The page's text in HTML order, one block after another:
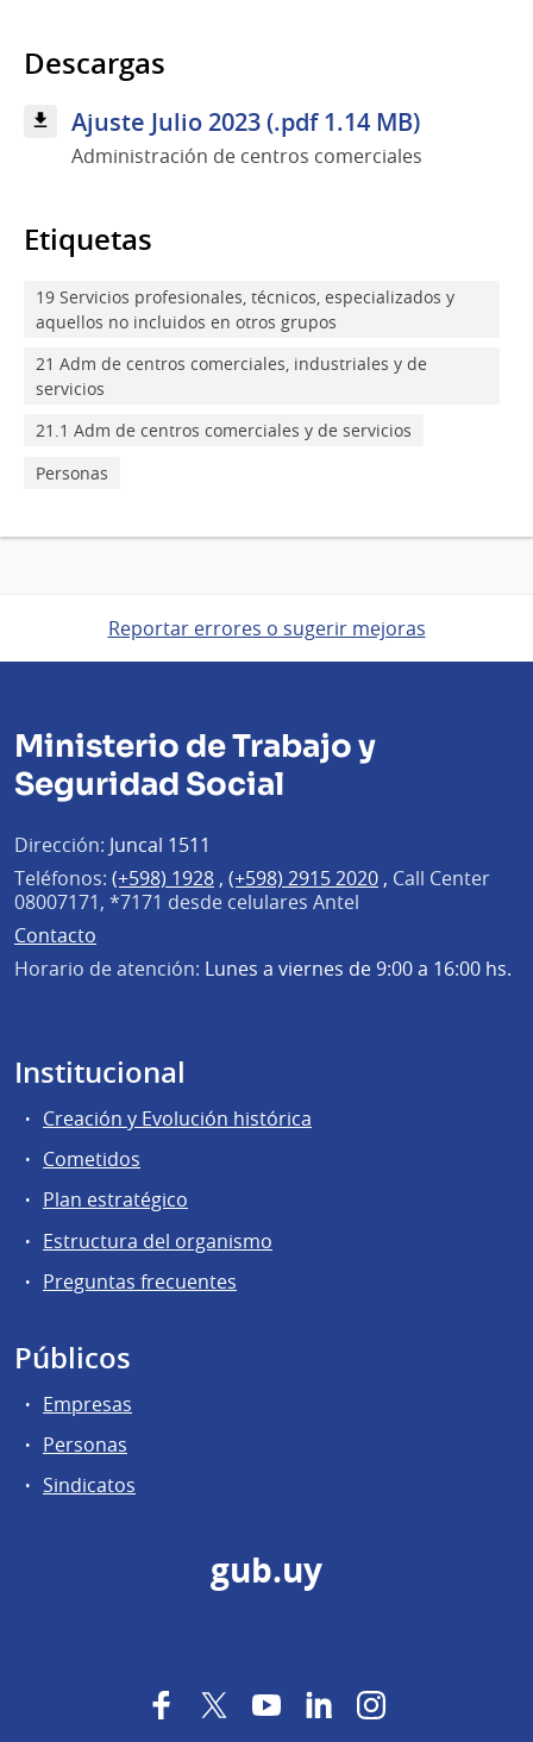
Descargas
Ajuste Julio 2023 (.pdf 1.14 MB)
Administración de centros comerciales
Etiquetas
19 Servicios profesionales, técnicos, especializados y
aquellos no incluidos en otros grupos
21 Adm de centros comerciales, industriales y de
servicios
21.1 Adm de centros comerciales y de servicios
Personas
Reportar errores o sugerir mejoras
Ministerio de Trabajo y
Seguridad Social
Dirección: Juncal 1511
Teléfonos: (+598) 1928 , (+598) 2915 2020 , Call Center
08007171, *7171 desde celulares Antel
Contacto
Horario de atención: Lunes a viernes de 9:00 a 16:00 hs.
Institucional
Creación y Evolución histórica
Cometidos
Plan estratégico
Estructura del organismo
Preguntas frecuentes
Públicos
Empresas
Personas
Sindicatos
gub.uy
FacebookTwitterYouTubeLinkedInInstagram